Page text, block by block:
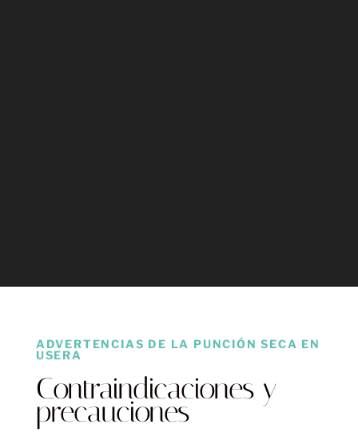
ADVERTENCIAS DE LA PUNCIÓN SECA EN
USERA
Contraindicaciones y
precauciones